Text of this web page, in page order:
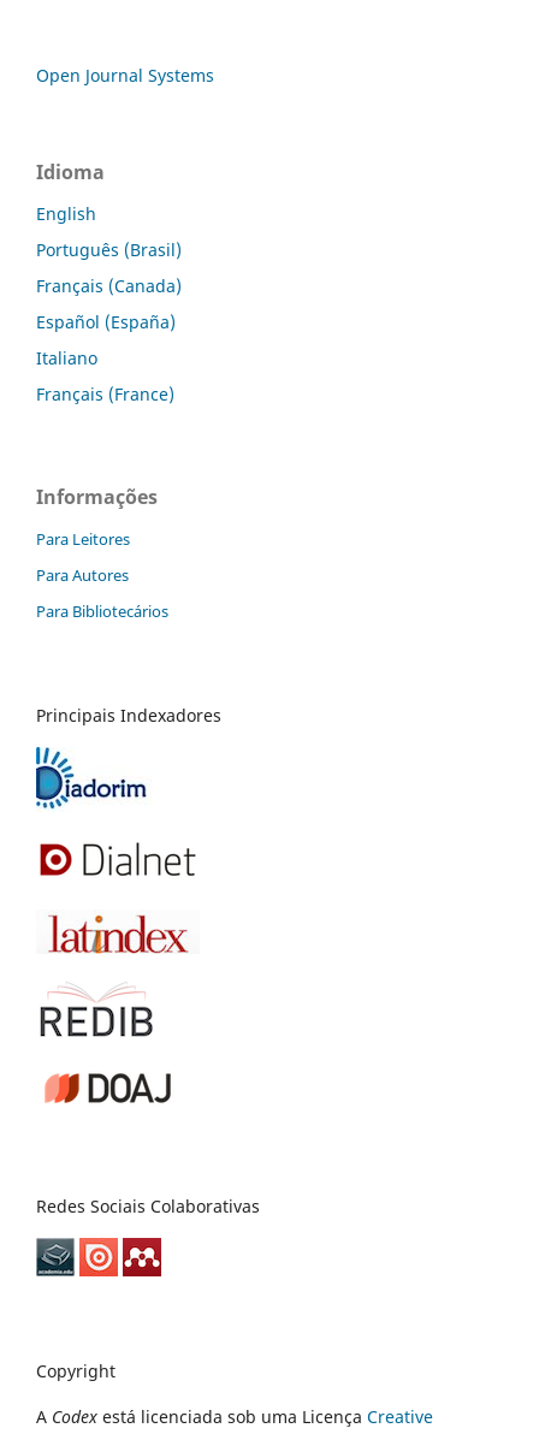
Open Journal Systems
Idioma
English
Português (Brasil)
Français (Canada)
Español (España)
Italiano
Français (France)
Informações
Para Leitores
Para Autores
Para Bibliotecários
Principais Indexadores
Redes Sociais Colaborativas
Copyright
A Codex está licenciada sob uma Licença Creative